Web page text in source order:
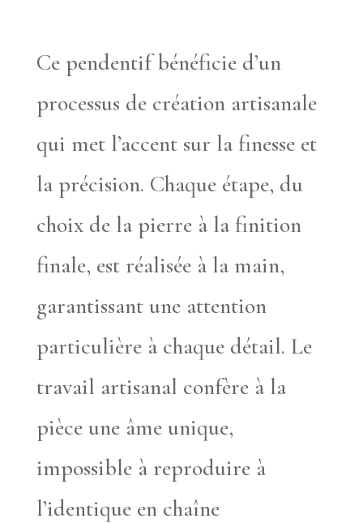
Ce pendentif bénéficie d’un
processus de création artisanale
qui met l’accent sur la finesse et
la précision. Chaque étape, du
choix de la pierre à la finition
finale, est réalisée à la main,
garantissant une attention
particulière à chaque détail. Le
travail artisanal confère à la
pièce une âme unique,
impossible à reproduire à
l’identique en chaîne